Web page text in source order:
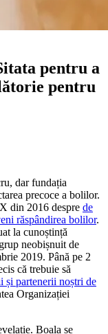
pentru a
pentru
dar fundația
precoce a bolilor.
din 2016 despre de
răspândirea bolilor.
la cunoștință
neobișnuit de
2019. Până pe 2
că trebuie să
și partenerii noștri de
Organizației
Boala se